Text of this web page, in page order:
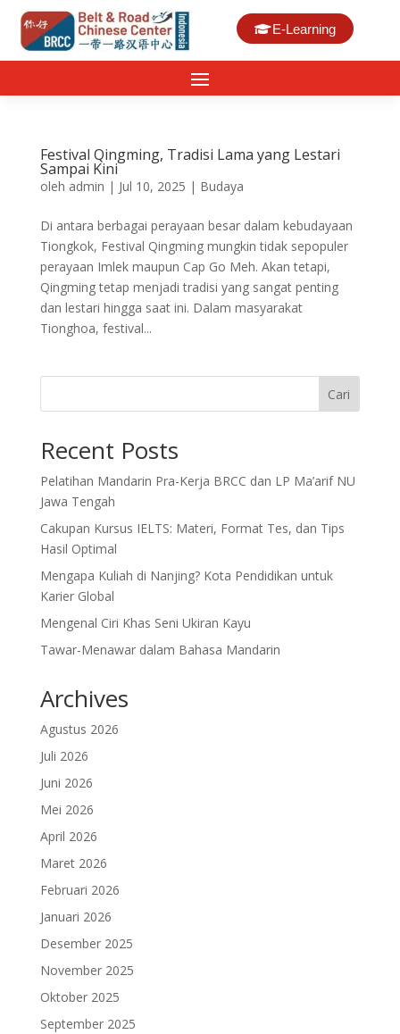
E-Learning
Festival Qingming, Tradisi Lama yang Lestari
Sampai Kini
oleh admin | Jul 10, 2025 | Budaya
Di antara berbagai perayaan besar dalam kebudayaan
Tiongkok, Festival Qingming mungkin tidak sepopuler
perayaan Imlek maupun Cap Go Meh. Akan tetapi,
Qingming tetap menjadi tradisi yang sangat penting
dan lestari hingga saat ini. Dalam masyarakat
Tionghoa, festival...
Cari
Recent Posts
Pelatihan Mandarin Pra-Kerja BRCC dan LP Ma’arif NU
Jawa Tengah
Cakupan Kursus IELTS: Materi, Format Tes, dan Tips
Hasil Optimal
Mengapa Kuliah di Nanjing? Kota Pendidikan untuk
Karier Global
Mengenal Ciri Khas Seni Ukiran Kayu
Tawar-Menawar dalam Bahasa Mandarin
Archives
Agustus 2026
Juli 2026
Juni 2026
Mei 2026
April 2026
Maret 2026
Februari 2026
Januari 2026
Desember 2025
November 2025
Oktober 2025
September 2025